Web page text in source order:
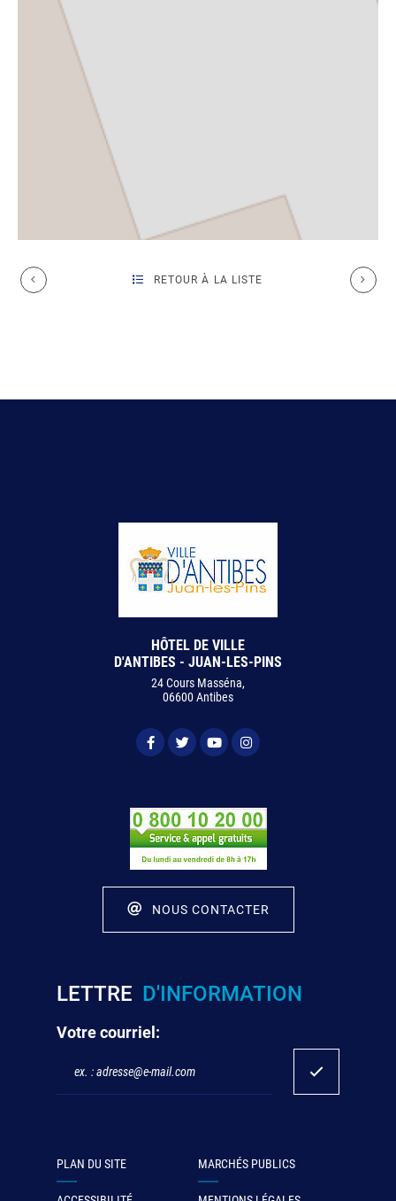
RETOUR À LA LISTE
HÔTEL DE VILLE
D'ANTIBES - JUAN-LES-PINS
24 Cours Masséna,
06600 Antibes
NOUS CONTACTER
LETTRE D'INFORMATION
Votre courriel:
PLAN DU SITE MARCHÉS PUBLICS